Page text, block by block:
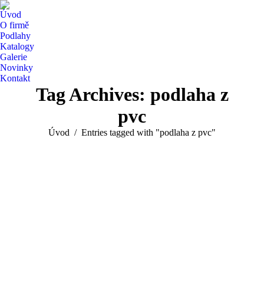
Úvod
O firmě
Podlahy
Katalogy
Galerie
Novinky
Kontakt
Tag Archives: podlaha z
pvc
You are here:
Úvod Entries tagged with "podlaha z pvc"